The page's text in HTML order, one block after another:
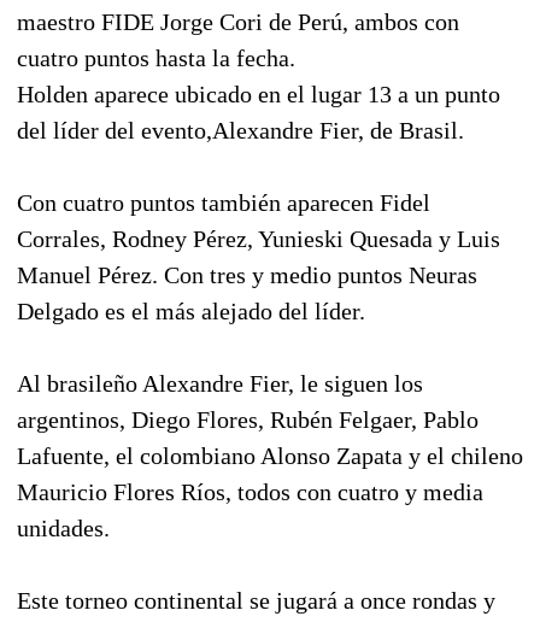
maestro FIDE Jorge Cori de Perú, ambos con
cuatro puntos hasta la fecha.
Holden aparece ubicado en el lugar 13 a un punto
del líder del evento,Alexandre Fier, de Brasil.
Con cuatro puntos también aparecen Fidel
Corrales, Rodney Pérez, Yunieski Quesada y Luis
Manuel Pérez. Con tres y medio puntos Neuras
Delgado es el más alejado del líder.
Al brasileño Alexandre Fier, le siguen los
argentinos, Diego Flores, Rubén Felgaer, Pablo
Lafuente, el colombiano Alonso Zapata y el chileno
Mauricio Flores Ríos, todos con cuatro y media
unidades.
Este torneo continental se jugará a once rondas y